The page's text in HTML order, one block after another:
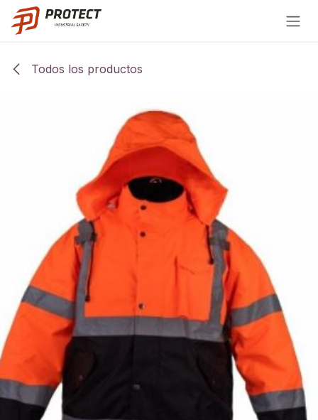
Ir al contenido
Todos los productos